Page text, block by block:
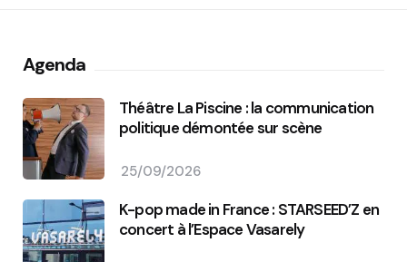
Agenda
Théâtre La Piscine : la communication
politique démontée sur scène
25/09/2026
K-pop made in France : STARSEED’Z en
concert à l’Espace Vasarely